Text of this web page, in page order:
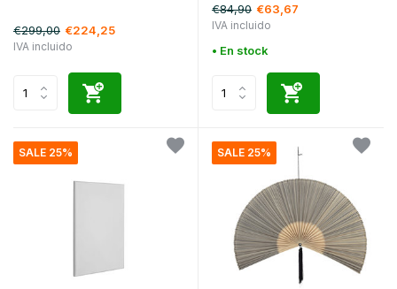
€299,00 €224,25
IVA incluido
€84,90 €63,67
IVA incluido
• En stock
SALE 25% SALE 25%